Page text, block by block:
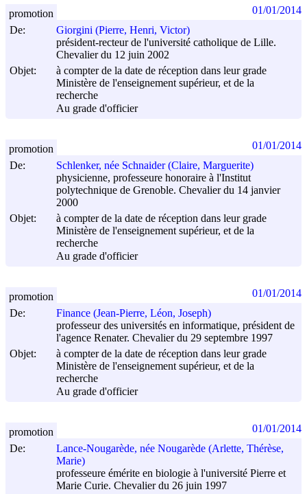
De:
Giorgini (Pierre, Henri, Victor)
président-recteur de l'université catholique de Lille.
Chevalier du 12 juin 2002
Objet:
à compter de la date de réception dans leur grade
Ministère de l'enseignement supérieur, et de la
recherche
Au grade d'officier
promotion 01/01/2014
De:
Schlenker, née Schnaider (Claire, Marguerite)
physicienne, professeure honoraire à l'Institut
polytechnique de Grenoble. Chevalier du 14 janvier
2000
Objet:
à compter de la date de réception dans leur grade
Ministère de l'enseignement supérieur, et de la
recherche
Au grade d'officier
promotion 01/01/2014
De:
Finance (Jean-Pierre, Léon, Joseph)
professeur des universités en informatique, président de
l'agence Renater. Chevalier du 29 septembre 1997
Objet:
à compter de la date de réception dans leur grade
Ministère de l'enseignement supérieur, et de la
recherche
Au grade d'officier
promotion 01/01/2014
De:
Lance-Nougarède, née Nougarède (Arlette, Thérèse,
Marie)
professeure émérite en biologie à l'université Pierre et
Marie Curie. Chevalier du 26 juin 1997
promotion 01/01/2014